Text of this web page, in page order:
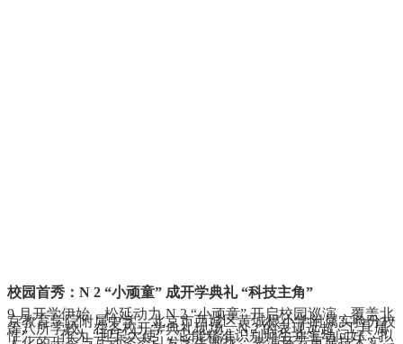
校园首秀：N 2 “小顽童” 成开学典礼 “科技主角”
9 月开学伊始，松延动力 N 2 “小顽童” 开启校园巡演，覆盖北
京教育学院附属中学、北京市西城区黄城根小学附属实验分校
等八所学校。在各校开学典礼现场，N 2 的表现远超 “工具属
性”—— 作为 “迎宾大使”，它能精准识别师生并主动问好，拟